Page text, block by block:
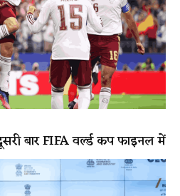
बार FIFA वर्ल्ड कप फाइनल में